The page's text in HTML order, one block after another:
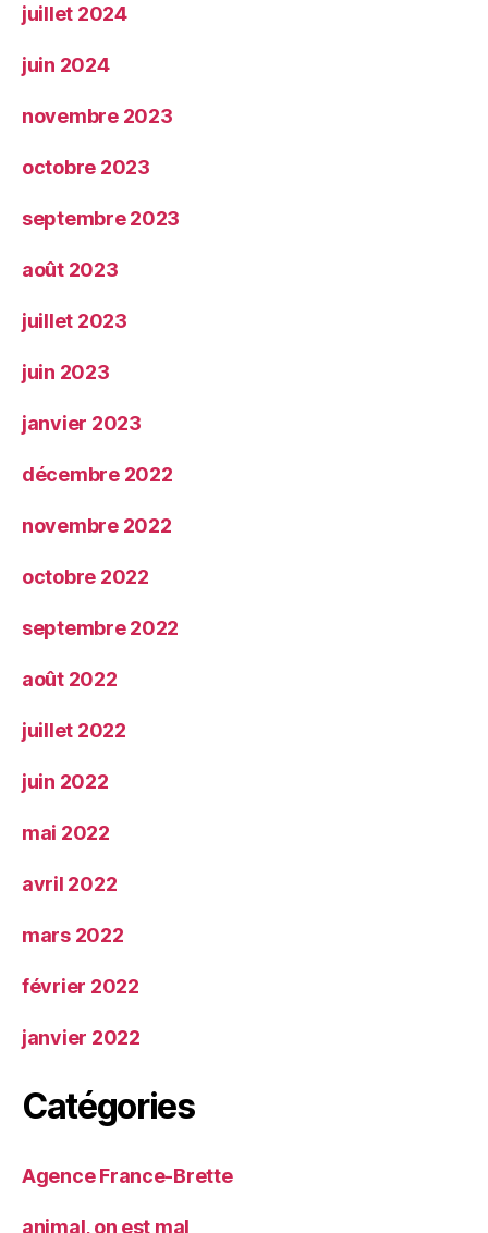
juillet 2024
juin 2024
novembre 2023
octobre 2023
septembre 2023
août 2023
juillet 2023
juin 2023
janvier 2023
décembre 2022
novembre 2022
octobre 2022
septembre 2022
août 2022
juillet 2022
juin 2022
mai 2022
avril 2022
mars 2022
février 2022
janvier 2022
Catégories
Agence France-Brette
animal, on est mal